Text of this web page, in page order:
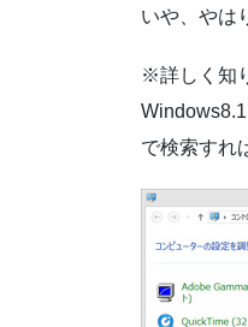
いや、やは
※詳しく知
で検索すれ